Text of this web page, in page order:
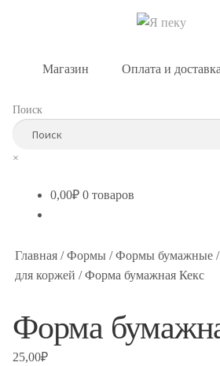
Магазин Оплата и доставка
Поиск
×
0,00₽ 0 товаров
Главная /Формы /Формы бумажные
для коржей /Форма бумажная Кекс
Форма
25,00₽